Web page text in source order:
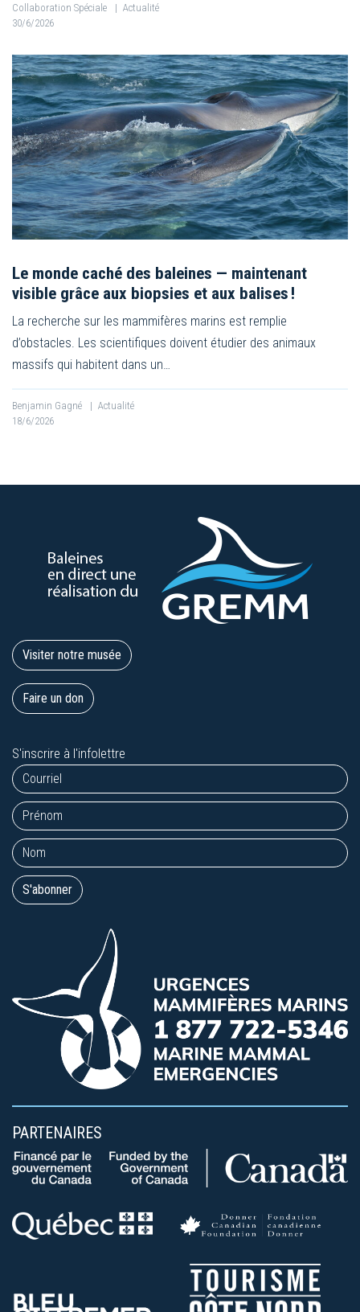
Collaboration Spéciale | Actualité
30/6/2026
Le monde caché des baleines — maintenant
visible grâce aux biopsies et aux balises !
La recherche sur les mammifères marins est remplie
d’obstacles. Les scientifiques doivent étudier des animaux
massifs qui habitent dans un…
Benjamin Gagné | Actualité
18/6/2026
Visiter notre musée
Faire un don
S'inscrire à l'infolettre
PARTENAIRES